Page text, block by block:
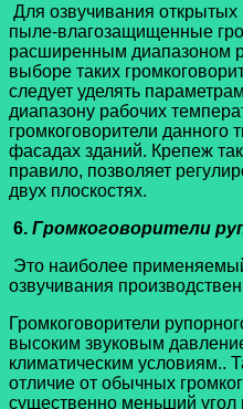
Для озвучивания
пыле-влагозащищенные
расширенным диапазоном
выборе таких
следует уделять
диапазону рабочих
громкоговорители данного
фасадах зданий. Крепеж
правило, позволяет
двух плоскостях.
6. Громкоговорители
Это наиболее
озвучивания
Громкоговорители
высоким звуковым
климатическим условиям..
отличие от обычных
существенно меньший угол